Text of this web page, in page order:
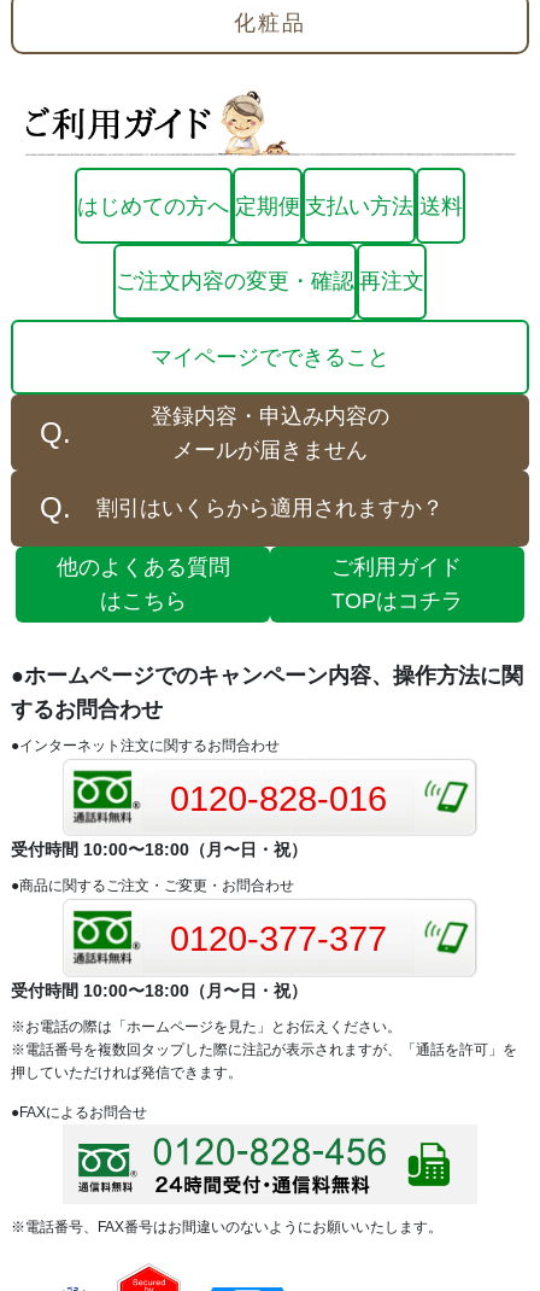
化粧品
はじめての方へ 定期便 支払い方法 送料
ご注文内容の変更・確認 再注文
マイページでできること
登録内容・申込み内容の
メールが届きません
割引はいくらから適用されますか？
他のよくある質問
はこちら
ご利用ガイド
TOPはコチラ
●ホームページでのキャンペーン内容、操作方法に関
するお問合わせ
●インターネット注文に関するお問合わせ
0120-828-016
受付時間 10:00〜18:00（月〜日・祝）
●商品に関するご注文・ご変更・お問合わせ
0120-377-377
受付時間 10:00〜18:00（月〜日・祝）
※お電話の際は「ホームページを見た」とお伝えください。
※電話番号を複数回タップした際に注記が表示されますが、「通話を許可」を
押していただければ発信できます。
●FAXによるお問合せ
※電話番号、FAX番号はお間違いのないようにお願いいたします。